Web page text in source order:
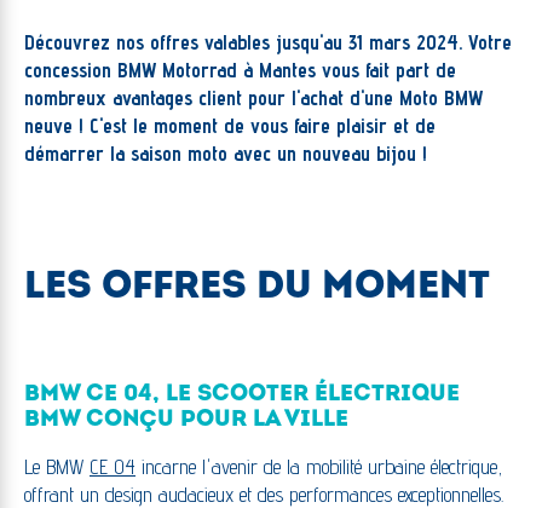
Découvrez nos offres valables jusqu'au 31 mars 2024. Votre
concession BMW Motorrad à Mantes vous fait part de
nombreux avantages client pour l'achat d'une Moto BMW
neuve ! C'est le moment de vous faire plaisir et de
démarrer la saison moto avec un nouveau bijou !
LES OFFRES DU MOMENT
BMW CE 04, LE SCOOTER ÉLECTRIQUE
BMW CONÇU POUR LA VILLE
Le BMW CE 04 incarne l'avenir de la mobilité urbaine électrique,
offrant un design audacieux et des performances exceptionnelles.